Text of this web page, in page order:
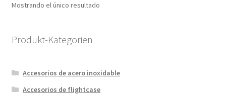
Mostrando el único resultado
Produkt-Kategorien
Accesorios de acero inoxidable
Accesorios de flightcase